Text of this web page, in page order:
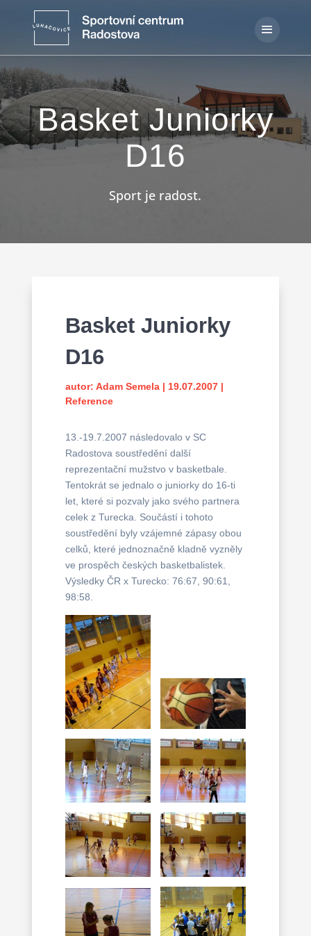
Basket Juniorky
D16
Sport je radost.
Basket Juniorky
D16
autor: Adam Semela| 19.07.2007|
Reference
13.-19.7.2007 následovalo v SC
Radostova soustředění další
reprezentační mužstvo v basketbale.
Tentokrát se jednalo o juniorky do 16-ti
let, které si pozvaly jako svého partnera
celek z Turecka. Součástí i tohoto
soustředění byly vzájemné zápasy obou
celků, které jednoznačně kladně vyzněly
ve prospěch českých basketbalistek.
Výsledky ČR x Turecko: 76:67, 90:61,
98:58.